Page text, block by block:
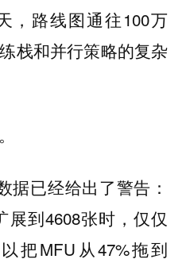
，路线图通往100万
栈和并行策略的复杂
据已经给出了警告：
展到4608张时，仅仅
把MFU从47%拖到